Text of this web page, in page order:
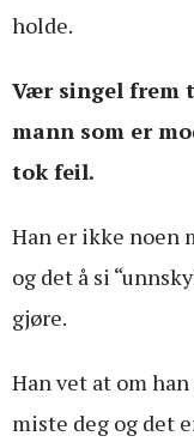
holde.
Vær singel frem
mann som er
tok feil.
Han er ikke noen
og det å si
gjøre.
Han vet at om
miste deg og det